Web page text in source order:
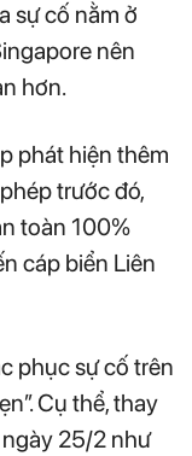
sự cố nằm ở
nên
hơn.
phát hiện thêm
trước đó,
toàn 100%
cáp biển Liên
phục sự cố trên
Cụ thể, thay
25/2 như